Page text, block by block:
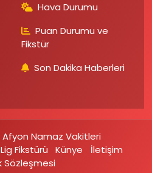
Hava Durumu
Puan Durumu ve
Fikstür
Son Dakika Haberleri
Afyon Namaz Vakitleri
Lig Fikstürü Künye
İletişim
Sözleşmesi